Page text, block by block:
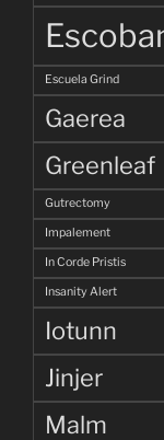
Escuela Grind
Gaerea
Greenleaf
Gutrectomy
Impalement
In Corde Pristis
Insanity Alert
Iotunn
Jinjer
Malm